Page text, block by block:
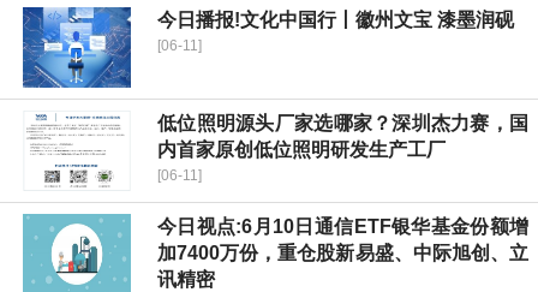
今日播报!文化中国行丨徽州文宝 漆墨润砚
[06-11]
低位照明源头厂家选哪家？深圳杰力赛，国
内首家原创低位照明研发生产工厂
[06-11]
今日视点:6月10日通信ETF银华基金份额增
加7400万份，重仓股新易盛、中际旭创、立
讯精密